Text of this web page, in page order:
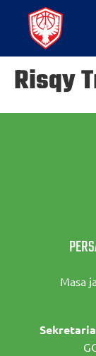
Risqy
Masa